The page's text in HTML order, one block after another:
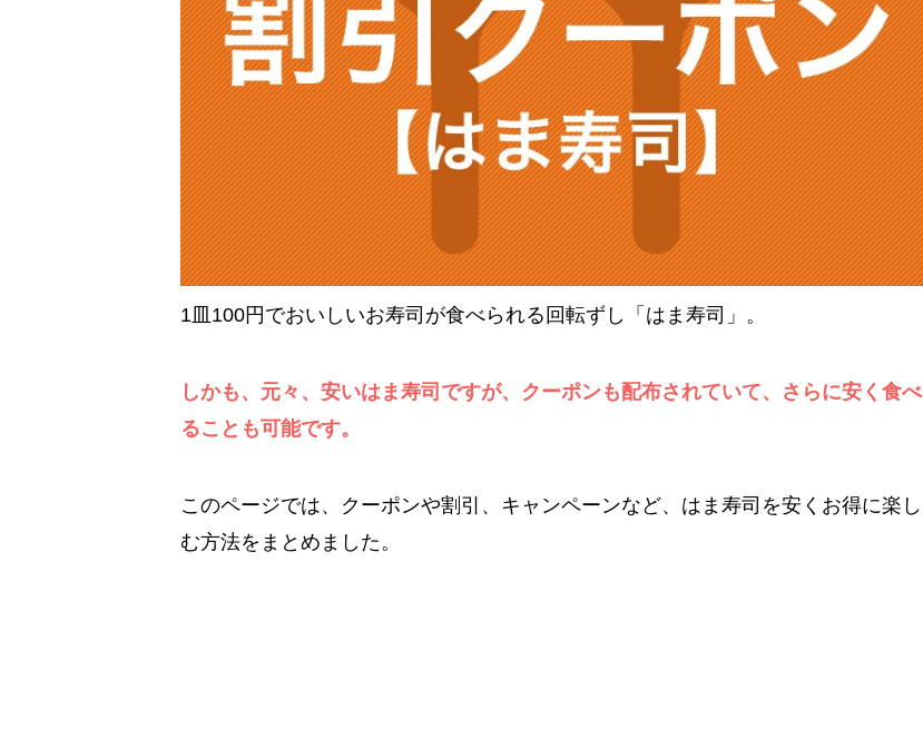
1皿100円でおいしいお寿司が食べられる回転ずし「はま寿司」。
しかも、元々、安いはま寿司ですが、クーポンも配布されていて、さらに安く食べ
ることも可能です。
このページでは、クーポンや割引、キャンペーンなど、はま寿司を安くお得に楽し
む方法をまとめました。